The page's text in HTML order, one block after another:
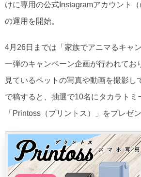
けに専用の公式Instagramアカウント（
の運用を開始。
4月26日までは「家族でアニマるキャ
一弾のキャンペーン企画が行われてお
見ているペットの写真や動画を撮影し
で稿すると、抽選で10名にタカラトミ
「Printoss（プリントス）」をプレゼ